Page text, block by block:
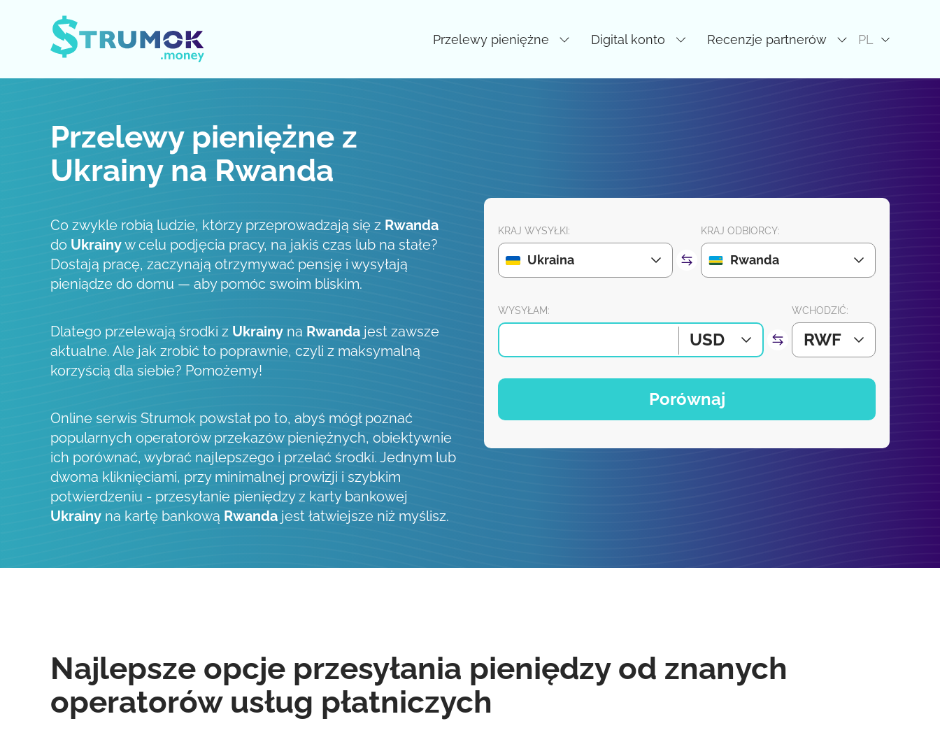
Przelewy pieniężne Digital konto Recenzje partnerów PL
Przelewy pieniężne z
Ukrainy na Rwanda
Co zwykle robią ludzie, którzy przeprowadzają się z Rwanda
do Ukrainyw celu podjęcia pracy, na jakiś czas lub na stałe?
Dostają pracę, zaczynają otrzymywać pensję i wysyłają
pieniądze do domu — aby pomóc swoim bliskim.
Dlatego przelewają środki z Ukrainy na Rwanda jest zawsze
aktualne. Ale jak zrobić to poprawnie, czyli z maksymalną
korzyścią dla siebie? Pomożemy!
Online serwis Strumok powstał po to, abyś mógł poznać
popularnych operatorów przekazów pieniężnych, obiektywnie
ich porównać, wybrać najlepszego i przelać środki. Jednym lub
dwoma kliknięciami, przy minimalnej prowizji i szybkim
potwierdzeniu - przesyłanie pieniędzy z karty bankowej
Ukrainy na kartę bankową Rwanda jest łatwiejsze niż myślisz.
KRAJ WYSYŁKI:
Ukraina
KRAJ ODBIORCY:
Rwanda
WYSYŁAM:
USD
WCHODZIĆ:
RWF
Porównaj
Najlepsze opcje przesyłania pieniędzy od znanych
operatorów usług płatniczych